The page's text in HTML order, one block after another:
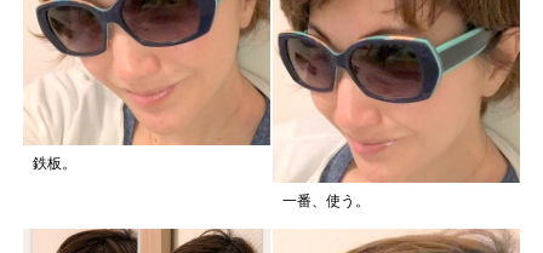
鉄板。
一番、使う。